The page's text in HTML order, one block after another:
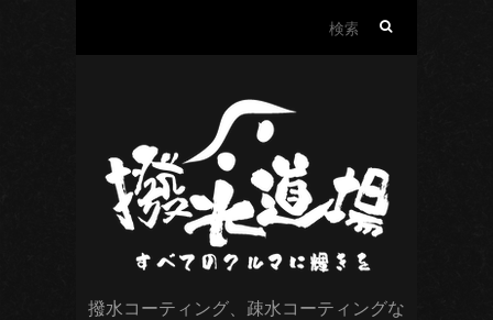
撥水コーティング、疎水コーティングな